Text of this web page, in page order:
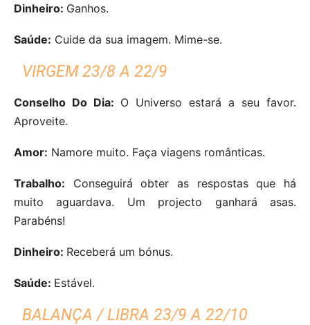
Dinheiro: Ganhos.
Saúde: Cuide da sua imagem. Mime-se.
VIRGEM 23/8 A 22/9
Conselho Do Dia: O Universo estará a seu favor.
Aproveite.
Amor: Namore muito. Faça viagens românticas.
Trabalho: Conseguirá obter as respostas que há
muito aguardava. Um projecto ganhará asas.
Parabéns!
Dinheiro: Receberá um bónus.
Saúde: Estável.
BALANÇA / LIBRA 23/9 A 22/10